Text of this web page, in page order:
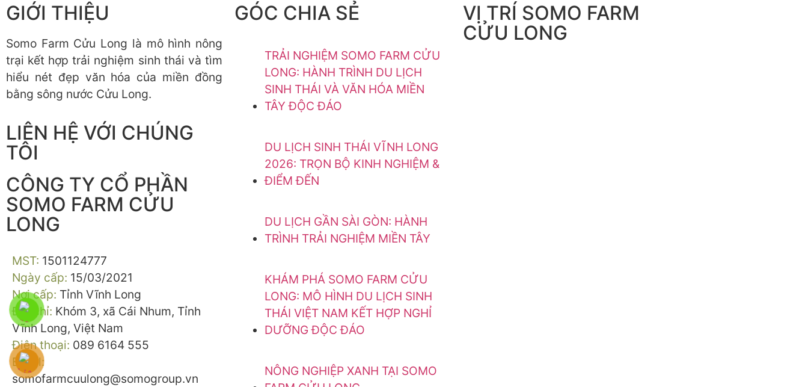
GIỚI THIỆU
Somo Farm Cửu Long là mô hình nông
trại kết hợp trải nghiệm sinh thái và tìm
hiểu nét đẹp văn hóa của miền đồng
bằng sông nước Cửu Long.
LIÊN HỆ VỚI CHÚNG
TÔI
CÔNG TY CỔ PHẦN
SOMO FARM CỬU
LONG
MST: 1501124777
Ngày cấp: 15/03/2021
Nơi cấp: Tỉnh Vĩnh Long
Địa chỉ: Khóm 3, xã Cái Nhum, Tỉnh
Vĩnh Long, Việt Nam
Điện thoại: 089 6164 555
Email:
somofarmcuulong@somogroup.vn
GÓC CHIA SẺ
TRẢI NGHIỆM SOMO FARM CỬU
LONG: HÀNH TRÌNH DU LỊCH
SINH THÁI VÀ VĂN HÓA MIỀN
TÂY ĐỘC ĐÁO
DU LỊCH SINH THÁI VĨNH LONG
2026: TRỌN BỘ KINH NGHIỆM &
ĐIỂM ĐẾN
DU LỊCH GẦN SÀI GÒN: HÀNH
TRÌNH TRẢI NGHIỆM MIỀN TÂY
KHÁM PHÁ SOMO FARM CỬU
LONG: MÔ HÌNH DU LỊCH SINH
THÁI VIỆT NAM KẾT HỢP NGHỈ
DƯỠNG ĐỘC ĐÁO
NÔNG NGHIỆP XANH TẠI SOMO
VỊ TRÍ SOMO FARM
CỬU LONG